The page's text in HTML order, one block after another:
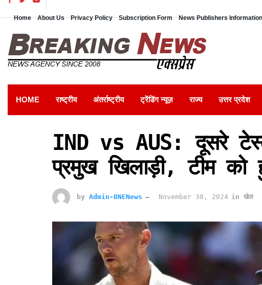
Home About Us Privacy Policy Subscription Form News Publishers
HOME राष्ट्रीय अंतर्राष्ट्रीय ट्रेंडिंग न्यूज़ राज्य उत्तर प्रदेश
IND vs AUS: दूसरे
प्रमुख खिलाड़ी, टीम
by Admin-BNENews November 30, 2024 in खेल